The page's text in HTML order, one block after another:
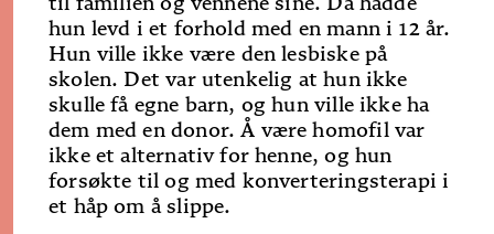
hun levd i et forhold med en mann i 12 år.
Hun ville ikke være den lesbiske på
skolen. Det var utenkelig at hun ikke
skulle få egne barn, og hun ville ikke ha
dem med en donor. Å være homofil var
ikke et alternativ for henne, og hun
forsøkte til og med konverteringsterapi i
et håp om å slippe.